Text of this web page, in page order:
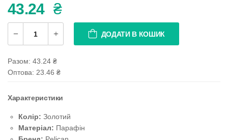
43.24 ₴
ДОДАТИ В КОШИК
Разом: 43.24 ₴
Оптова: 23.46 ₴
Характеристики
Колір: Золотий
Матеріал: Парафін